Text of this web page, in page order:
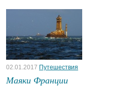
02.01.2017 Путешествия
Маяки Франции